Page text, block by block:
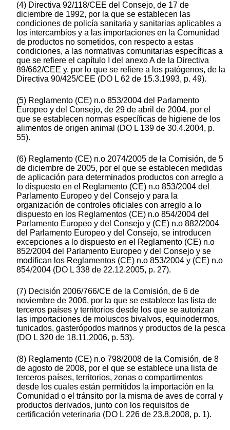
(4) Directiva 92/118/CEE del Consejo, de 17 de
diciembre de 1992, por la que se establecen las
condiciones de policía sanitaria y sanitarias aplicables a
los intercambios y a las importaciones en la Comunidad
de productos no sometidos, con respecto a estas
condiciones, a las normativas comunitarias específicas a
que se refiere el capítulo I del anexo A de la Directiva
89/662/CEE y, por lo que se refiere a los patógenos, de la
Directiva 90/425/CEE (DO L 62 de 15.3.1993, p. 49).
(5) Reglamento (CE) n.o 853/2004 del Parlamento
Europeo y del Consejo, de 29 de abril de 2004, por el
que se establecen normas específicas de higiene de los
alimentos de origen animal (DO L 139 de 30.4.2004, p.
55).
(6) Reglamento (CE) n.o 2074/2005 de la Comisión, de 5
de diciembre de 2005, por el que se establecen medidas
de aplicación para determinados productos con arreglo a
lo dispuesto en el Reglamento (CE) n.o 853/2004 del
Parlamento Europeo y del Consejo y para la
organización de controles oficiales con arreglo a lo
dispuesto en los Reglamentos (CE) n.o 854/2004 del
Parlamento Europeo y del Consejo y (CE) n.o 882/2004
del Parlamento Europeo y del Consejo, se introducen
excepciones a lo dispuesto en el Reglamento (CE) n.o
852/2004 del Parlamento Europeo y del Consejo y se
modifican los Reglamentos (CE) n.o 853/2004 y (CE) n.o
854/2004 (DO L 338 de 22.12.2005, p. 27).
(7) Decisión 2006/766/CE de la Comisión, de 6 de
noviembre de 2006, por la que se establece las lista de
terceros países y territorios desde los que se autorizan
las importaciones de moluscos bivalvos, equinodermos,
tunicados, gasterópodos marinos y productos de la pesca
(DO L 320 de 18.11.2006, p. 53).
(8) Reglamento (CE) n.o 798/2008 de la Comisión, de 8
de agosto de 2008, por el que se establece una lista de
terceros países, territorios, zonas o compartimentos
desde los cuales están permitidos la importación en la
Comunidad o el tránsito por la misma de aves de corral y
productos derivados, junto con los requisitos de
certificación veterinaria (DO L 226 de 23.8.2008, p. 1).